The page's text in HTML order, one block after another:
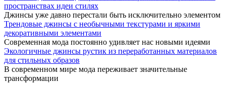
пространствах идеи стилях
Джинсы уже давно перестали быть исключительно элементом
Трендовые джинсы с необычными текстурами и яркими
декоративными элементами
Современная мода постоянно удивляет нас новыми идеями
Экологичные джинсы рустик из переработанных материалов
для стильных образов
В современном мире мода переживает значительные
трансформации